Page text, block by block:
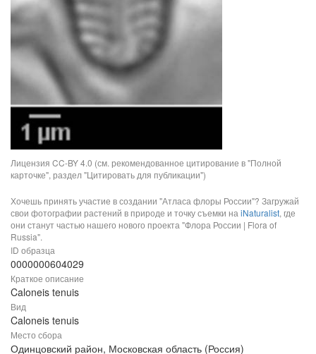
Лицензия CC-BY 4.0 (см. рекомендованное цитирование в "Полной
карточке", раздел "Цитировать для публикации")
Хочешь принять участие в создании "Атласа флоры России"? Загружай
свои фотографии растений в природе и точку съемки на iNaturalist, где
они станут частью нашего нового проекта "Флора России | Flora of
Russia".
ID образца
0000000604029
Краткое описание
Caloneis tenuis
Вид
Caloneis tenuis
Место сбора
Одинцовский район, Московская область (Россия)